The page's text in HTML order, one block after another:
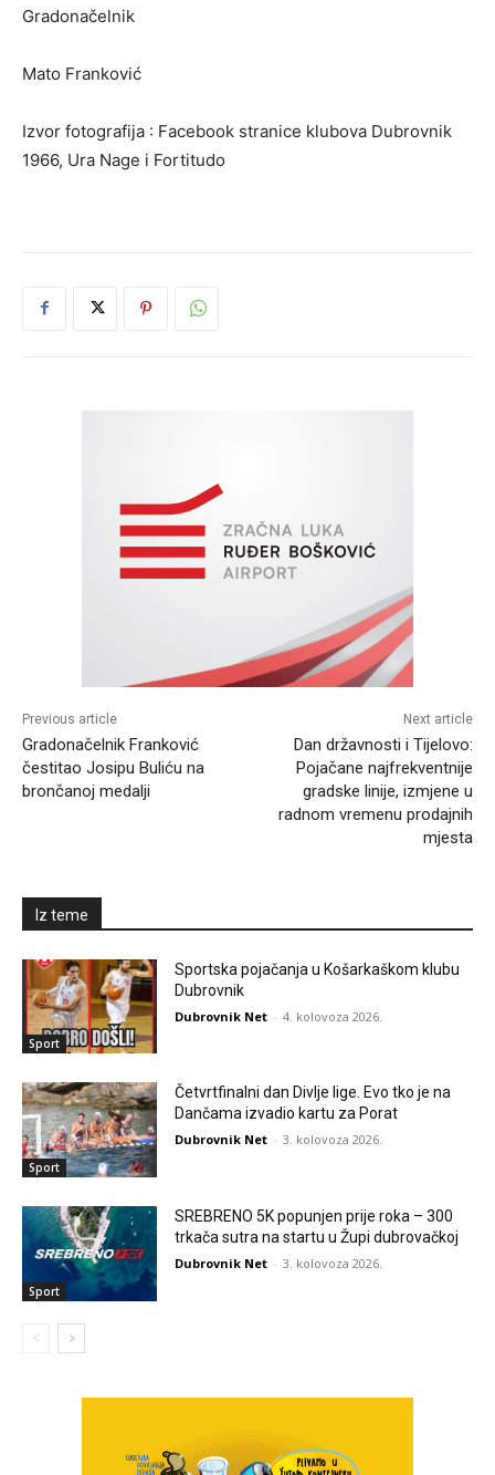
Gradonačelnik
Mato Franković
Izvor fotografija : Facebook stranice klubova Dubrovnik
1966, Ura Nage i Fortitudo
Previous article
Gradonačelnik Franković
čestitao Josipu Buliću na
brončanoj medalji
Next article
Dan državnosti i Tijelovo:
Pojačane najfrekventnije
gradske linije, izmjene u
radnom vremenu prodajnih
mjesta
Iz teme
Sport
Sportska pojačanja u Košarkaškom klubu
Dubrovnik
Dubrovnik Net - 4. kolovoza 2026.
Sport
Četvrtfinalni dan Divlje lige. Evo tko je na
Dančama izvadio kartu za Porat
Dubrovnik Net - 3. kolovoza 2026.
Sport
SREBRENO 5K popunjen prije roka – 300
trkača sutra na startu u Župi dubrovačkoj
Dubrovnik Net - 3. kolovoza 2026.